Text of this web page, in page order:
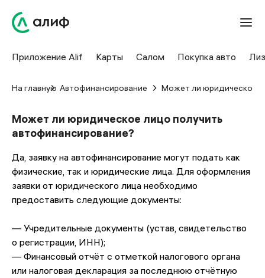
Приложение Alif Карты Салом Покупка авто
На главную Автофинансирование Может ли юридическое
Может ли юридическое лицо получить
автофинансирование?
Да, заявку на автофинансирование могут подать как
физические, так и юридические лица. Для оформления
заявки от юридического лица необходимо
предоставить следующие документы:
— Учредительные документы (устав, свидетельство
о регистрации, ИНН);
— Финансовый отчёт с отметкой налогового органа
или налоговая декларация за последнюю отчётную